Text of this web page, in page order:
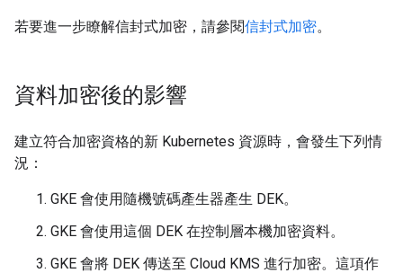
若要進一步瞭解信封式加密，請參閱信封式加密。
資料加密後的影響
建立符合加密資格的新 Kubernetes 資源時，會發生下列情
況：
GKE 會使用隨機號碼產生器產生 DEK。
GKE 會使用這個 DEK 在控制層本機加密資料。
GKE 會將 DEK 傳送至 Cloud KMS 進行加密。這項作